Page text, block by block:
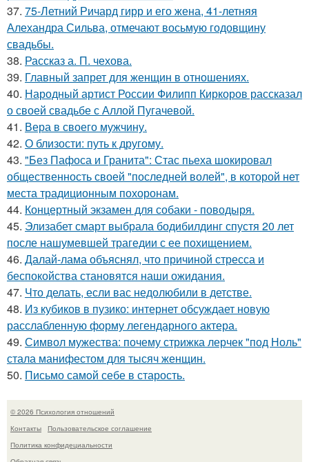
37. 75-Летний Ричард гирр и его жена, 41-летняя
Алехандра Сильва, отмечают восьмую годовщину
свадьбы.
38. Рассказ а. П. чехова.
39. Главный запрет для женщин в отношениях.
40. Народный артист России Филипп Киркоров рассказал
о своей свадьбе с Аллой Пугачевой.
41. Вера в своего мужчину.
42. О близости: путь к другому.
43. "Без Пафоса и Гранита": Стас пьеха шокировал
общественность своей "последней волей", в которой нет
места традиционным похоронам.
44. Концертный экзамен для собаки - поводыря.
45. Элизабет смарт выбрала бодибилдинг спустя 20 лет
после нашумевшей трагедии с ее похищением.
46. Далай-лама объяснял, что причиной стресса и
беспокойства становятся наши ожидания.
47. Что делать, если вас недолюбили в детстве.
48. Из кубиков в пузико: интернет обсуждает новую
расслабленную форму легендарного актера.
49. Символ мужества: почему стрижка лерчек "под Ноль"
стала манифестом для тысяч женщин.
50. Письмо самoй себе в старость.
© 2026 Психология отношений
Контакты
Пользовательское соглашение
Политика конфидециальности